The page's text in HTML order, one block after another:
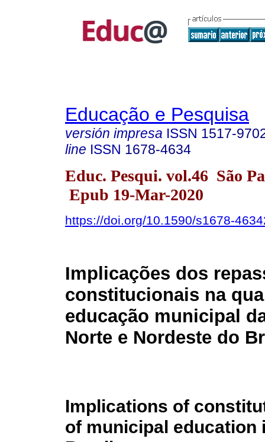
Educação e Pesquisa
versión impresa ISSN 1517-
line ISSN 1678-4634
Educ. Pesqui. vol.46 São
Epub 19-Mar-2020
https://doi.org/10.1590/s1678-
Implicações dos
constitucionais na
educação municipal
Norte e Nordeste do
Implications of
of municipal education